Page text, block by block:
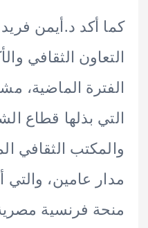
د.أيمن فريد أهمية
الثقافي
الماضية، مشيرًا إلى
بذلها قطاع الشئون
الثقافي المصري
فرنسية مصرية